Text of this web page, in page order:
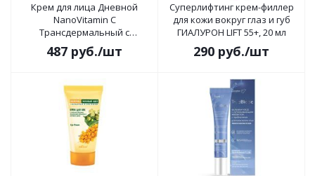
Крем для лица Дневной
NanoVitamin С
Трансдермальный с
липосомами 50г
487 руб./шт
Суперлифтинг крем-филлер
для кожи вокруг глаз и губ
ГИАЛУРОН LIFT 55+, 20 мл
290 руб./шт